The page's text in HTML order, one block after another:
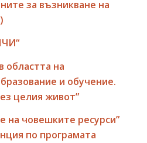
за възникване на
областта на
и обучение.
целия живот”
на човешките ресурси”
по програмата